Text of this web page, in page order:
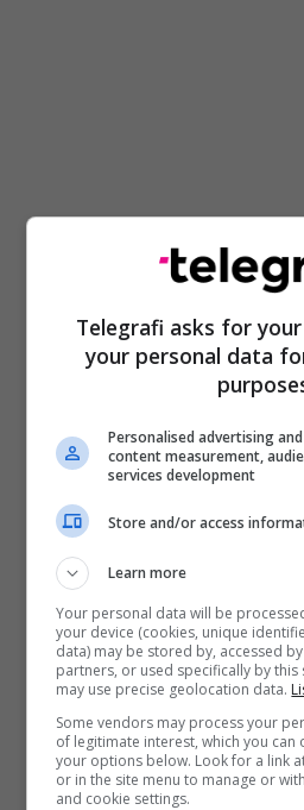
Aleksander Jabllanoviq
Telegrafi asks for
your personal data
Personalised advertising
content measurement,
services development
Store and/or access
Learn more
Your personal data will be
your device (cookies, unique
data) may be stored by, accessed
partners, or used specifically by
may use precise geolocation data.
Some vendors may process your
of legitimate interest, which you
your options below. Look for a link
or in the site menu to manage or
and cookie settings.